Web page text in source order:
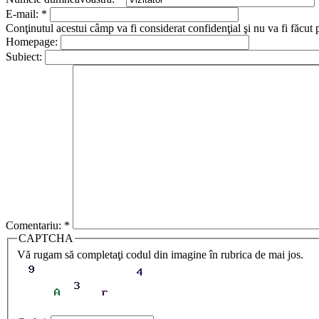
E-mail: *
Conţinutul acestui câmp va fi considerat confidenţial şi nu va fi făcut
Homepage:
Subiect:
Comentariu: *
CAPTCHA
Vă rugam să completaţi codul din imagine în rubrica de mai jos.